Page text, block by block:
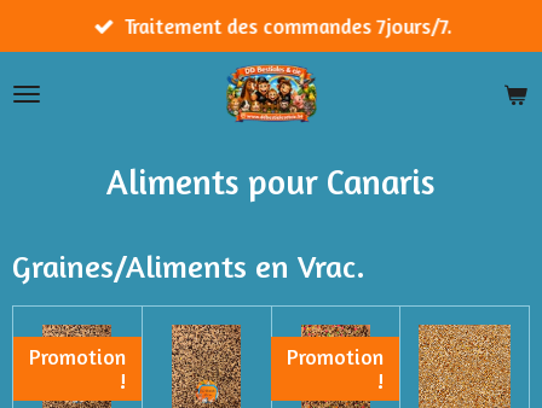
au
contenu
Traitement des commandes 7jours/7.
Aliments pour Canaris
Graines/Aliments en Vrac.
Promotion
!
Promotion
!